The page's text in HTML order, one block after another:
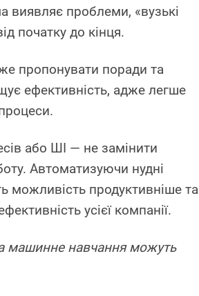
виявляє проблеми, «вузькі
початку до кінця.
пропонувати поради та
ефективність, адже легше
або ШІ — не замінити
Автоматизуючи нудні
можливість продуктивніше та
усієї компанії.
машинне навчання можуть